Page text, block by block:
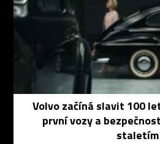
Volvo začíná slavit 100
první vozy a
staletím